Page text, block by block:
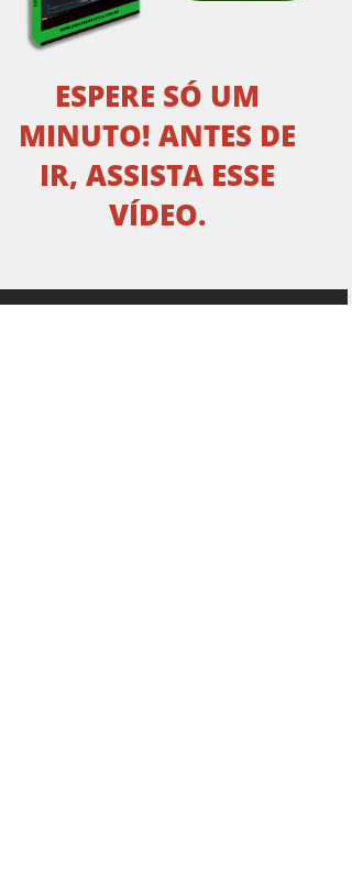
ESPERE SÓ UM
MINUTO! ANTES DE
IR, ASSISTA ESSE
VÍDEO.